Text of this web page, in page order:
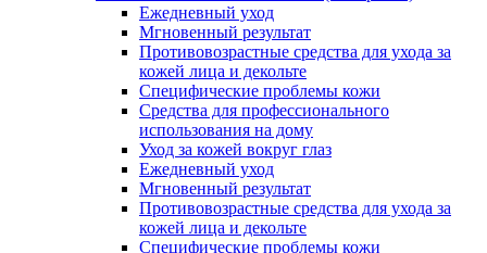
Ежедневный уход
Мгновенный результат
Противовозрастные средства для ухода за
кожей лица и декольте
Специфические проблемы кожи
Средства для профессионального
использования на дому
Уход за кожей вокруг глаз
Ежедневный уход
Мгновенный результат
Противовозрастные средства для ухода за
кожей лица и декольте
Специфические проблемы кожи